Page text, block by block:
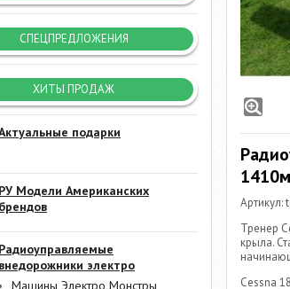
СПЕЦПРЕДЛОЖЕНИЯ
ХИТЫ ПРОДАЖ
подарки
РУ Модели Американских
брендов
Радиоуправляемые
внедорожники электро
Машины Электро Монстры
Артикул:
Тренер
крыла.
Cessna